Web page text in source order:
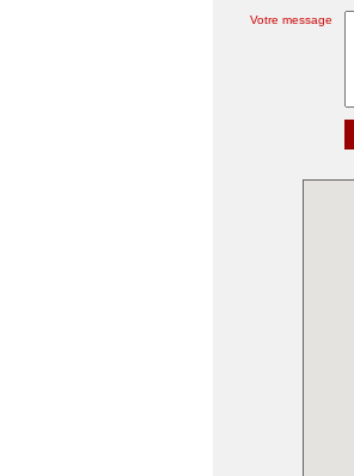
Votre message